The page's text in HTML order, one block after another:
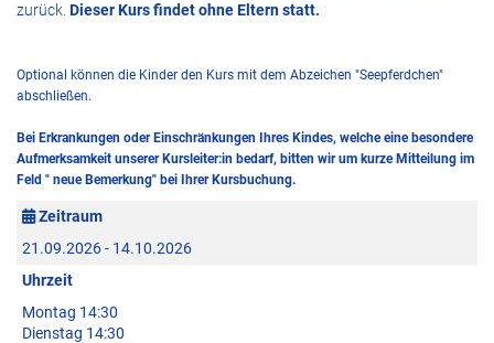
zurück. Dieser Kurs findet ohne Eltern statt.
Optional können die Kinder den Kurs mit dem Abzeichen "Seepferdchen"
abschließen.
Bei Erkrankungen oder Einschränkungen Ihres Kindes, welche eine besondere
Aufmerksamkeit unserer Kursleiter:in bedarf, bitten wir um kurze Mitteilung im
Feld " neue Bemerkung" bei Ihrer Kursbuchung.
Zeitraum
21.09.2026 - 14.10.2026
Uhrzeit
Montag 14:30
Dienstag 14:30